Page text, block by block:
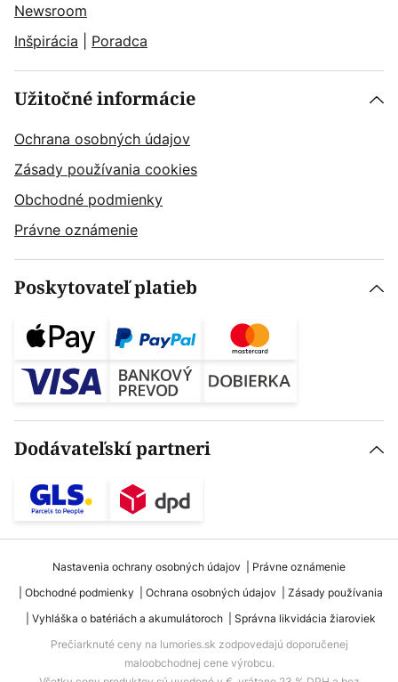
Newsroom
Inšpirácia
Poradca
Užitočné informácie
Ochrana osobných údajov
Zásady používania cookies
Obchodné podmienky
Právne oznámenie
Poskytovateľ platieb
Dodávateľskí partneri
Nastavenia ochrany osobných údajov
Právne oznámenie
Obchodné podmienky
Ochrana osobných údajov
Zásady používania
Vyhláška o batériách a akumulátoroch
Správna likvidácia žiaroviek
Prečiarknuté ceny na lumories.sk zodpovedajú doporučenej
maloobchodnej cene výrobcu.